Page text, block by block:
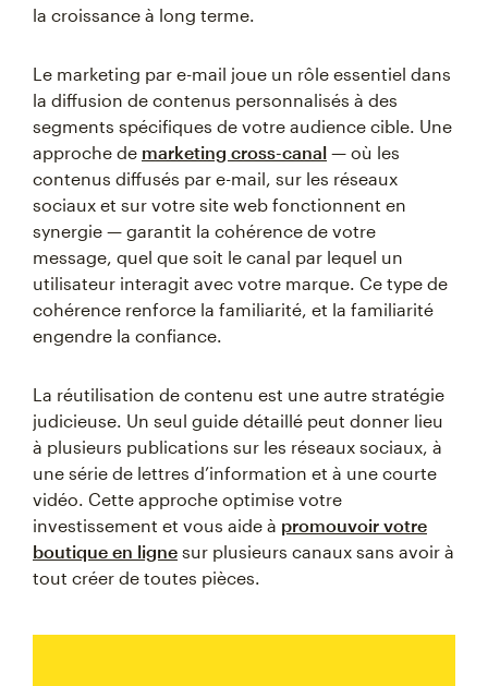
la croissance à long terme.
Le marketing par e-mail joue un rôle essentiel dans
la diffusion de contenus personnalisés à des
segments spécifiques de votre audience cible. Une
approche de marketing cross-canal — où les
contenus diffusés par e-mail, sur les réseaux
sociaux et sur votre site web fonctionnent en
synergie — garantit la cohérence de votre
message, quel que soit le canal par lequel un
utilisateur interagit avec votre marque. Ce type de
cohérence renforce la familiarité, et la familiarité
engendre la confiance.
La réutilisation de contenu est une autre stratégie
judicieuse. Un seul guide détaillé peut donner lieu
à plusieurs publications sur les réseaux sociaux, à
une série de lettres d’information et à une courte
vidéo. Cette approche optimise votre
investissement et vous aide à promouvoir votre
boutique en ligne sur plusieurs canaux sans avoir à
tout créer de toutes pièces.